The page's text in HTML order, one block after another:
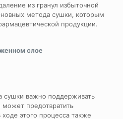
из гранул избыточной
метода сушки, которым
продукции.
слое
сушки важно поддерживать
предотвратить
этого процесса также